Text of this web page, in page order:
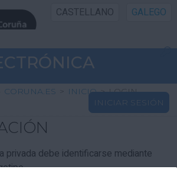
CASTELLANO GALEGO
INICIO SEDE
INICIO
PÚBLICA
CIDADÁN
CORUNA.ES > INICIO > LOGIN
INICIAR SESIÓN
privada debe identificarse mediante